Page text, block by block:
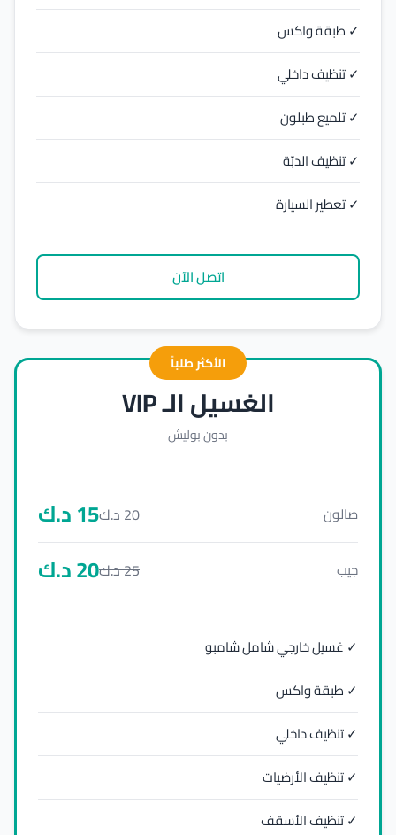
✓ طبقة واكس
✓ تنظيف داخلي
✓ تلميع طبلون
✓ تنظيف الدبّة
✓ تعطير السيارة
اتصل الآن
الأكثر طلباً
الغسيل الـ VIP
بدون بوليش
صالون 20د.ك15د.ك
جيب 25د.ك20د.ك
✓ غسيل خارجي شامل شامبو
✓ طبقة واكس
✓ تنظيف داخلي
✓ تنظيف الأرضيات
✓ تنظيف الأسقف